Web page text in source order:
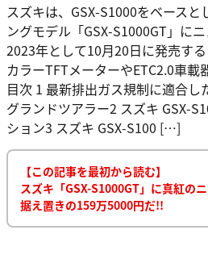
スズキは、GSX-S1000をベースと
ングモデル「GSX-S1000GT」に
2023年として10月20日に発売す
カラーTFTメーターやETC2.0車載
目次 1 最新排出ガス規制に適合し
グランドツアラー2 スズキ GSX-
ション3 スズキ GSX-S100 […]
【この記事を最初から読む】
スズキ「GSX-S1000GT」に真紅の
据え置きの159万5000円だ!!